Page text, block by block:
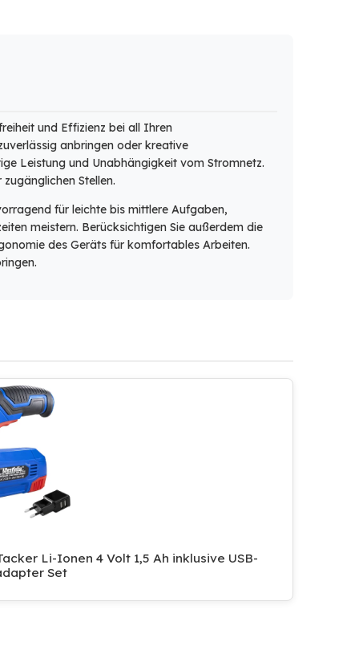
und Effizienz bei all Ihren
anbringen oder kreative
Leistung und Unabhängigkeit vom Stromnetz.
Stellen.
für leichte bis mittlere Aufgaben,
meistern. Berücksichtigen Sie außerdem die
des Geräts für komfortables Arbeiten.
Li-Ionen 4 Volt 1,5 Ah inklusive USB-
Set